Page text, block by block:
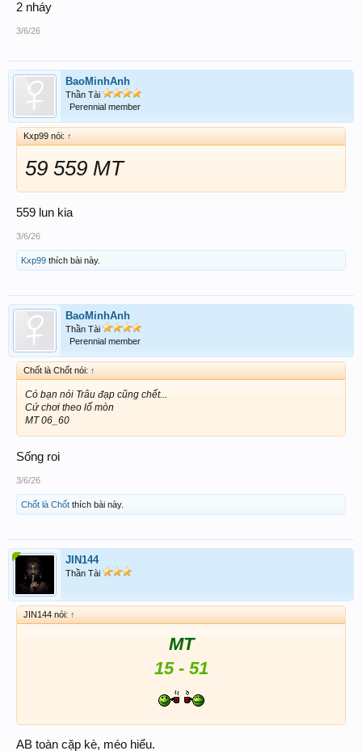
2 nháy
3/6/26
BaoMinhAnh
Thần Tài
Perennial member
Kxp99 nói: ↑
59 559 MT
559 lun kia
3/6/26
Kxp99 thích bài này.
BaoMinhAnh
Thần Tài
Perennial member
Chốt là Chốt nói: ↑
Có bạn nói Trâu đạp cũng chết...
Cứ chơi theo lố mòn
MT 06_60
Sống roi
3/6/26
Chốt là Chốt thích bài này.
JIN144
Thần Tài
JIN144 nói: ↑
MT
15 - 51
AB toàn cặp kè, méo hiểu.